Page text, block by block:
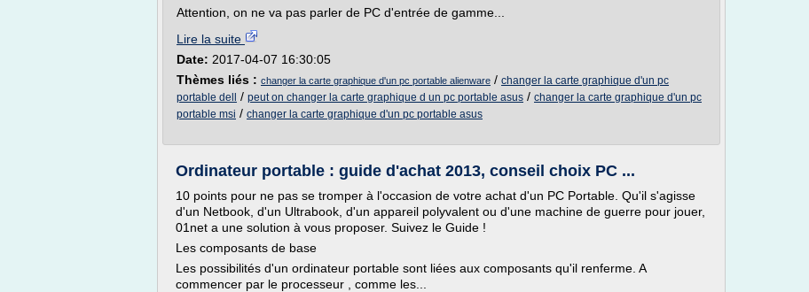
Attention, on ne va pas parler de PC d'entrée de gamme...
Lire la suite
Date: 2017-04-07 16:30:05
Thèmes liés : changer la carte graphique d'un pc portable alienware / changer la carte graphique d'un pc
portable dell
/ peut on changer la carte graphique d un pc portable asus / changer la carte graphique d'un pc
portable msi / changer la carte graphique d'un pc portable asus
Ordinateur portable : guide d'achat 2013, conseil choix PC ...
10 points pour ne pas se tromper à l'occasion de votre achat d'un PC Portable. Qu'il s'agisse
d'un Netbook, d'un Ultrabook, d'un appareil polyvalent ou d'une machine de guerre pour jouer,
01net a une solution à vous proposer. Suivez le Guide !
Les composants de base
Les possibilités d'un ordinateur portable sont liées aux composants qu'il renferme. A
commencer par le processeur , comme les...